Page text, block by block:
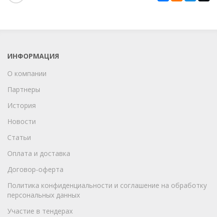
ИНФОРМАЦИЯ
О компании
Партнеры
История
Новости
Статьи
Оплата и доставка
Договор-оферта
Политика конфиденциальности и соглашение на обработку
персональных данных
Участие в тендерах